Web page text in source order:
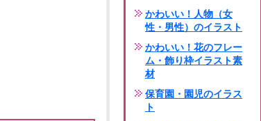
かわいい！人物（女
性・男性）のイラスト
かわいい！花のフレー
ム・飾り枠イラスト素
材
保育園・園児のイラス
ト